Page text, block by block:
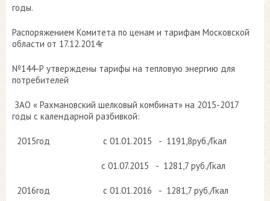
годы.
Распоряжением Комитета по ценам и тарифам Московской
области от 17.12.2014г
№144-Р утверждены тарифы на тепловую энергию для
потребителей
ЗАО « Рахмановский шелковый комбинат» на 2015-2017
годы с календарной разбивкой:
2015год с 01.01.2015 - 1191,8руб./Гкал
с 01.07.2015 - 1281,7 руб./Гкал
2016год с 01.01.2016 - 1281,7 руб./Гкал